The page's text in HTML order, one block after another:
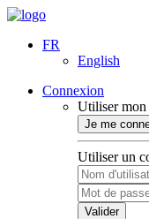
FR
English
Connexion
Utiliser mon
Je me
Utiliser un
Valider